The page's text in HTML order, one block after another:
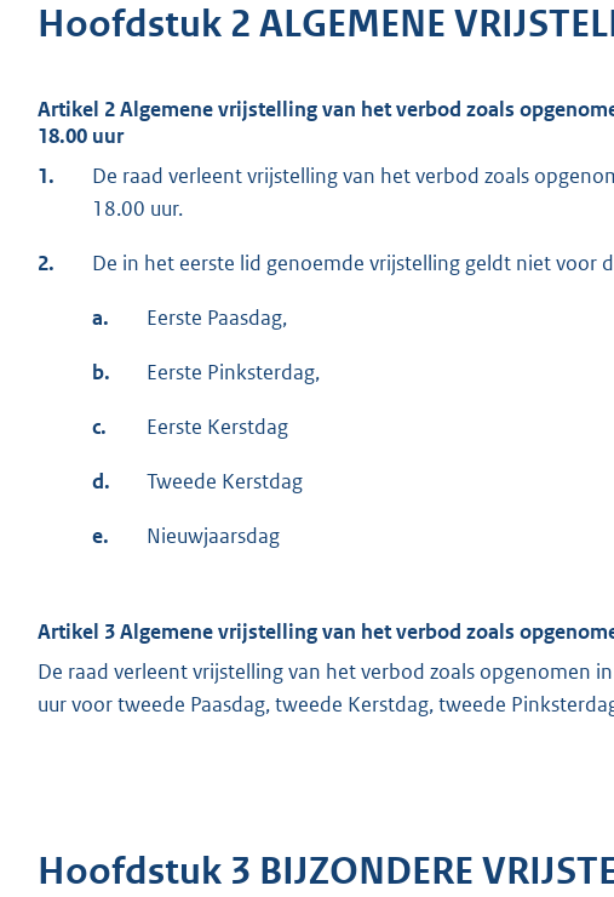
Hoofdstuk 2 ALGEMENE
Artikel 2 Algemene vrijstelling van het verbod zoals
18.00 uur
1.
De raad verleent vrijstelling van het verbod zoals
18.00 uur.
2. De in het eerste lid genoemde vrijstelling geldt niet voor
a. Eerste Paasdag,
b. Eerste Pinksterdag,
c. Eerste Kerstdag
d. Tweede Kerstdag
e. Nieuwjaarsdag
Artikel 3 Algemene vrijstelling van het verbod zoals
De raad verleent vrijstelling van het verbod zoals opgenomen
uur voor tweede Paasdag, tweede Kerstdag, tweede
Hoofdstuk 3 BIJZONDERE